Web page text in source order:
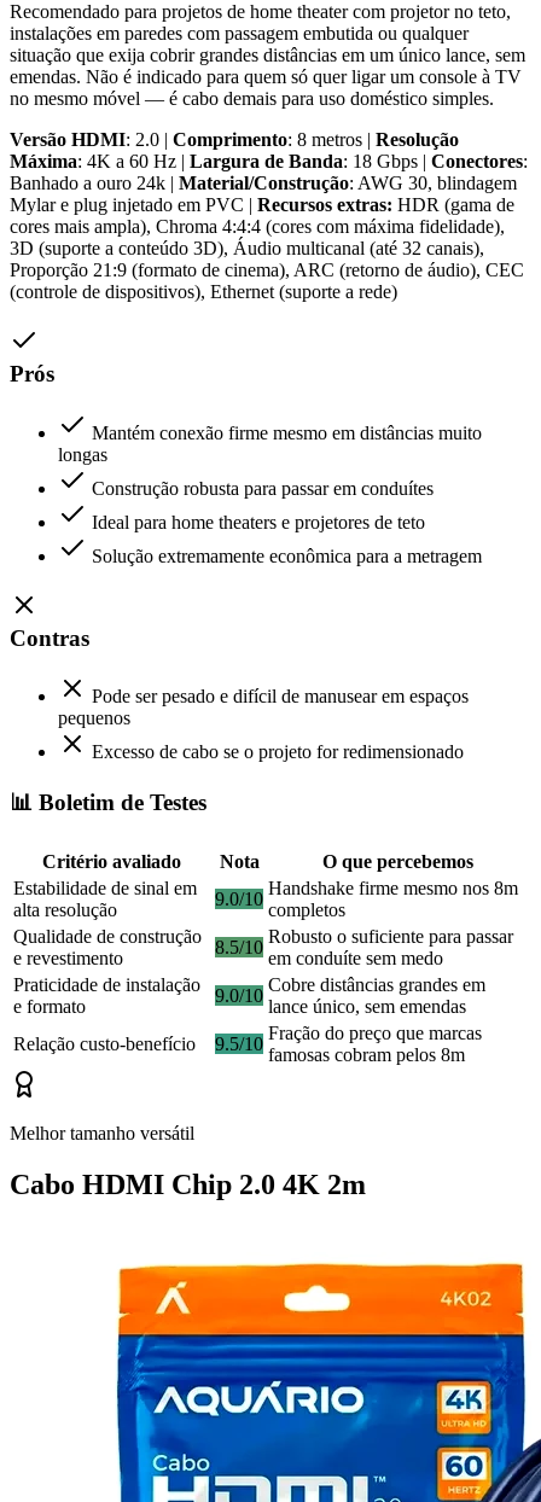
Recomendado para projetos de home theater com projetor no teto,
instalações em paredes com passagem embutida ou qualquer
situação que exija cobrir grandes distâncias em um único lance, sem
emendas. Não é indicado para quem só quer ligar um console à TV
no mesmo móvel — é cabo demais para uso doméstico simples.
Versão HDMI: 2.0 | Comprimento: 8 metros | Resolução
Máxima: 4K a 60 Hz | Largura de Banda: 18 Gbps | Conectores:
Banhado a ouro 24k | Material/Construção: AWG 30, blindagem
Mylar e plug injetado em PVC | Recursos extras: HDR (gama de
cores mais ampla), Chroma 4:4:4 (cores com máxima fidelidade),
3D (suporte a conteúdo 3D), Áudio multicanal (até 32 canais),
Proporção 21:9 (formato de cinema), ARC (retorno de áudio), CEC
(controle de dispositivos), Ethernet (suporte a rede)
Prós
Mantém conexão firme mesmo em distâncias muito
longas
Construção robusta para passar em conduítes
Ideal para home theaters e projetores de teto
Solução extremamente econômica para a metragem
Contras
Pode ser pesado e difícil de manusear em espaços
pequenos
Excesso de cabo se o projeto for redimensionado
📊 Boletim de Testes
Critério avaliado Nota
O que percebemos
Estabilidade de sinal em
alta resolução
9.0/10
Handshake firme mesmo nos 8m
completos
Qualidade de construção
e revestimento
8.5/10
Robusto o suficiente para passar
em conduíte sem medo
Praticidade de instalação
e formato
9.0/10
Cobre distâncias grandes em
lance único, sem emendas
Relação custo-benefício
9.5/10
Fração do preço que marcas
famosas cobram pelos 8m
Melhor tamanho versátil
Cabo HDMI Chip 2.0 4K 2m